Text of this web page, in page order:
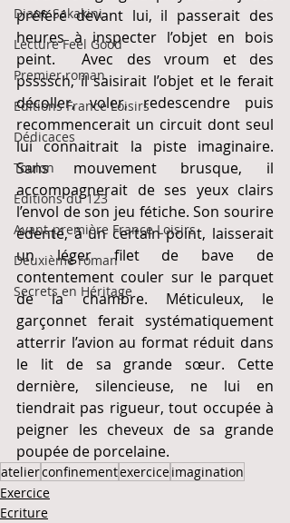
Diane Sakakini
Lecture Feel Good
Premier roman
Editions France Loisirs
Dédicaces
Toulon
Editions du 123
Avant-première France Loisirs
Deuxième roman
Secrets en Héritage
préféré devant lui, il passerait des
heures à inspecter l’objet en bois
peint.  Avec des vroum et des
pssssch, il saisirait l’objet et le ferait
décoller, voler, redescendre puis
recommencerait un circuit dont seul
lui connaitrait la piste imaginaire.
Sans mouvement brusque, il
accompagnerait de ses yeux clairs
l’envol de son jeu fétiche. Son sourire
édenté, à un certain point, laisserait
un léger filet de bave de
contentement couler sur le parquet
de la chambre. Méticuleux, le
garçonnet ferait systématiquement
atterrir l’avion au format réduit dans
le lit de sa grande sœur. Cette
dernière, silencieuse, ne lui en
tiendrait pas rigueur, tout occupée à
peigner les cheveux de sa grande
poupée de porcelaine.
atelierconfinementexerciceimagination
Exercice
Ecriture